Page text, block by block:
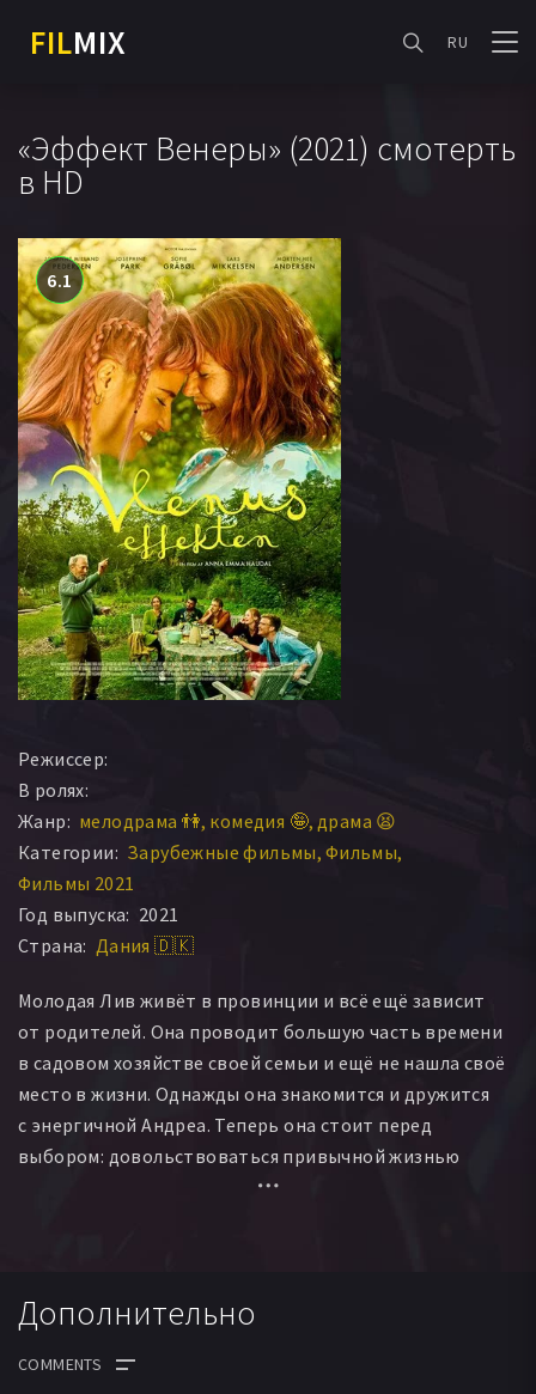
FILMIX RU
«Эффект Венеры» (2021) смотерть
в HD
6.1
Режиссер:
В ролях:
Жанр: мелодрама 👫 комедия 🤪 драма 😫
Категории: Зарубежные фильмы Фильмы
Фильмы 2021
Год выпуска: 2021
Страна: Дания 🇩🇰
Молодая Лив живёт в провинции и всё ещё зависит
от родителей. Она проводит большую часть времени
в садовом хозяйстве своей семьи и ещё не нашла своё
место в жизни. Однажды она знакомится и дружится
с энергичной Андреа. Теперь она стоит перед
выбором: довольствоваться привычной жизнью
с родителями в садовом хозяйстве или переехать
Дополнительно